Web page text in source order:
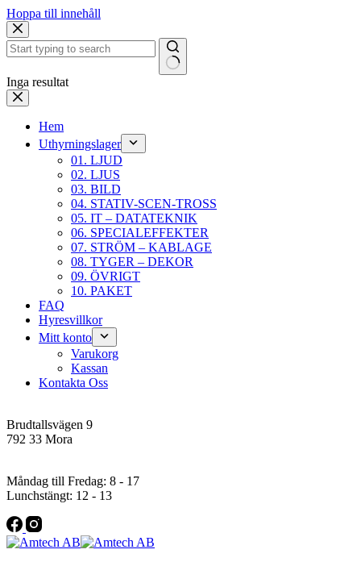
Hoppa till innehåll
Inga resultat
Hem
Uthyrningslager
01. LJUD
02. LJUS
03. BILD
04. STATIV-SCEN-TROSS
05. IT – DATATEKNIK
06. SPECIALEFFEKTER
07. STRÖM – KABLAGE
08. TYGER – DEKOR
09. ÖVRIGT
10. PAKET
FAQ
Hyresvillkor
Mitt konto
Varukorg
Kassan
Kontakta Oss
Brudtallsvägen 9
792 33 Mora
Måndag till Fredag: 8 - 17
Lunchstängt: 12 - 13